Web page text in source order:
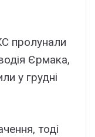
пролунали
Єрмака,
у грудні
тоді